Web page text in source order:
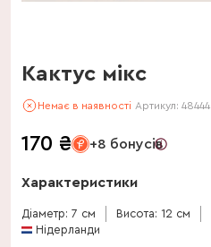
Кактус мікс
Немає в наявності Артикул: 48444
170 ₴ +8 бонусів
Характеристики
Діаметр: 7 см Висота: 12 см
Нідерланди